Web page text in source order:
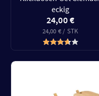
eckig
24,00 €
24,00 € / STK